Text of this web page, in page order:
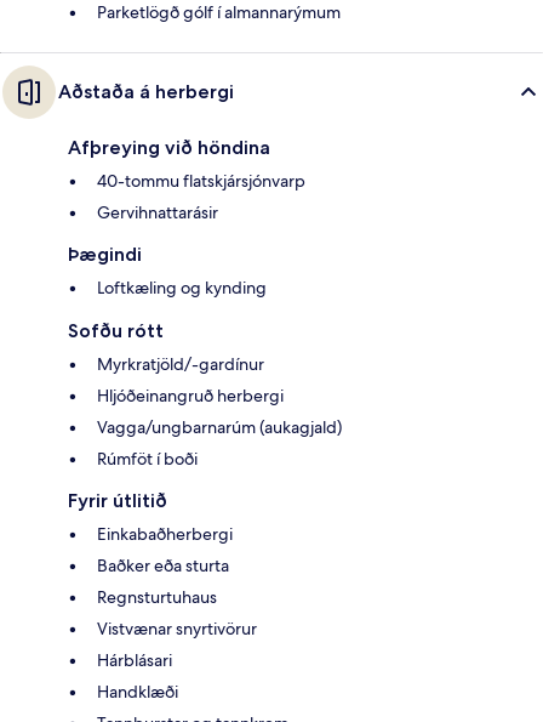
Parketlögð gólf í almannarýmum
Aðstaða á herbergi
Afþreying við höndina
40-tommu flatskjársjónvarp
Gervihnattarásir
Þægindi
Loftkæling og kynding
Sofðu rótt
Myrkratjöld/-gardínur
Hljóðeinangruð herbergi
Vagga/ungbarnarúm (aukagjald)
Rúmföt í boði
Fyrir útlitið
Einkabaðherbergi
Baðker eða sturta
Regnsturtuhaus
Vistvænar snyrtivörur
Hárblásari
Handklæði